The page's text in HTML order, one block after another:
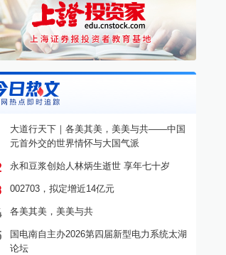
经
06-18
共育新质生产力 共享开放新
机遇——长三角台资企业走进
衢州
产业资讯 ·衢州
大道行天下｜各美其美，美美与共——中国
元首外交的世界情怀与大国气派
永和豆浆创始人林炳生逝世 享年七十岁
002703，拟定增近14亿元
各美其美，美美与共
国电南自主办2026第四届新型电力系统太湖
论坛